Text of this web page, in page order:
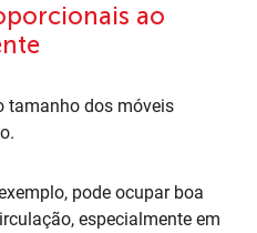
ao
tamanho dos móveis
pode ocupar boa
especialmente em